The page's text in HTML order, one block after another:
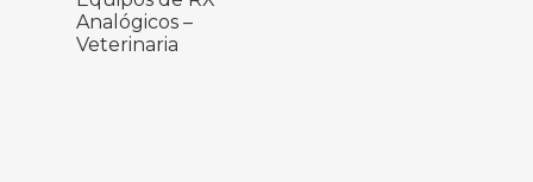
Analógicos –
Veterinaria